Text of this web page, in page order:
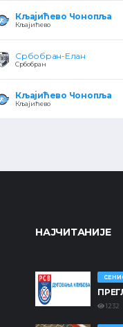
Кљајићево Чонопља
Кљајићево
Србобран-Елан
Србобран
Кљајићево Чонопља
Кљајићево
НАЈЧИТАНИЈЕ
1232